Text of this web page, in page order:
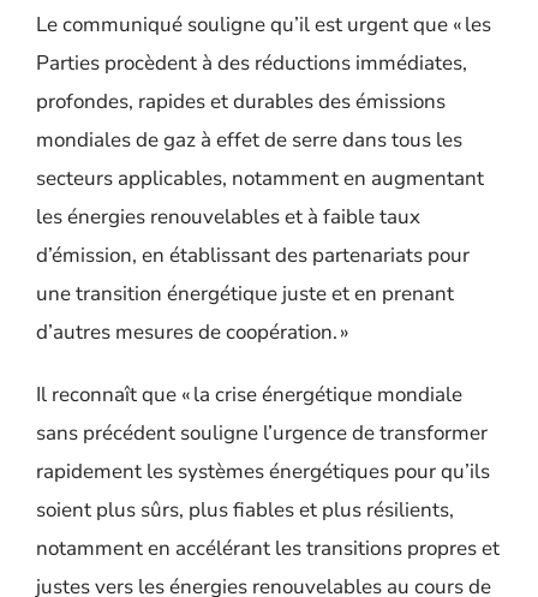
Le communiqué souligne qu’il est urgent que « les
Parties procèdent à des réductions immédiates,
profondes, rapides et durables des émissions
mondiales de gaz à effet de serre dans tous les
secteurs applicables, notamment en augmentant
les énergies renouvelables et à faible taux
d’émission, en établissant des partenariats pour
une transition énergétique juste et en prenant
d’autres mesures de coopération. »
Il reconnaît que « la crise énergétique mondiale
sans précédent souligne l’urgence de transformer
rapidement les systèmes énergétiques pour qu’ils
soient plus sûrs, plus fiables et plus résilients,
notamment en accélérant les transitions propres et
justes vers les énergies renouvelables au cours de